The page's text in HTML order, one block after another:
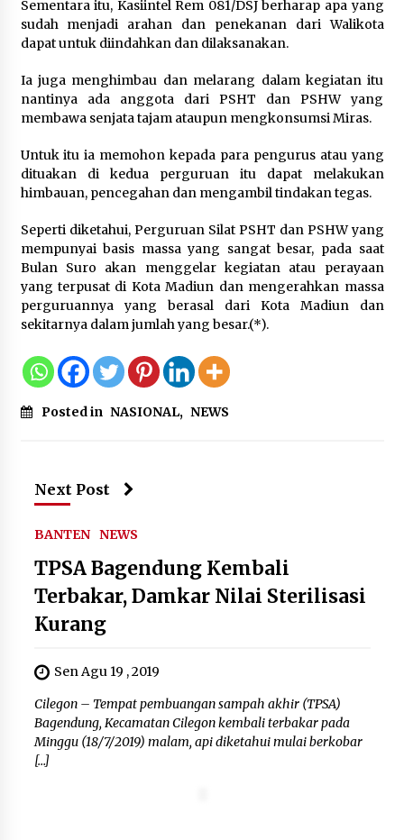
Perawatan PCOS yang Efektif untuk
Menjaga Kesuburan
Wamenhan Pimpin Prosesi
Pelantikan dan Sertijab Pejabat
Tinggi Kemhan
DPD Partai Gerakan Rakyat Kota
Tangerang Gelar Konsolidasi
Internal Jelang Pemilu 2029
Sementara itu, Kasiintel Rem 081/DSJ berharap apa yang
sudah menjadi arahan dan penekanan dari Walikota
dapat untuk diindahkan dan dilaksanakan.
Ia juga menghimbau dan melarang dalam kegiatan itu
nantinya ada anggota dari PSHT dan PSHW yang
membawa senjata tajam ataupun mengkonsumsi Miras.
Untuk itu ia memohon kepada para pengurus atau yang
dituakan di kedua perguruan itu dapat melakukan
himbauan, pencegahan dan mengambil tindakan tegas.
Seperti diketahui, Perguruan Silat PSHT dan PSHW yang
mempunyai basis massa yang sangat besar, pada saat
Bulan Suro akan menggelar kegiatan atau perayaan
yang terpusat di Kota Madiun dan mengerahkan massa
perguruannya yang berasal dari Kota Madiun dan
sekitarnya dalam jumlah yang besar.(*).
Posted in NASIONAL, NEWS
Next Post
BANTEN NEWS
TPSA Bagendung Kembali
Terbakar, Damkar Nilai Sterilisasi
Kurang
Sen Agu 19 , 2019
Cilegon – Tempat pembuangan sampah akhir (TPSA)
Bagendung, Kecamatan Cilegon kembali terbakar pada
Minggu (18/7/2019) malam, api diketahui mulai berkobar
[…]